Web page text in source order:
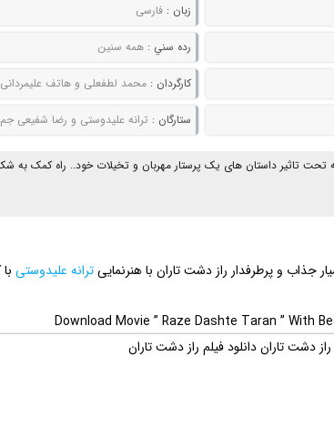
زبان :فارسی
رده سني :همه سنین
کارگردان :محمد لطفعلی و هاتف علیمردانی
ستارگان : ترانه علیدوستی و رضا شفیعی جم
تاثیر داستان های یک پرستار مهربان و تخیلات خود.. راه کمک به
جذاب و پرطرفدار راز دشت تاران با هنرنماییترانه علیدوستی
Download Movie ” Raze Dashte Taran ” With